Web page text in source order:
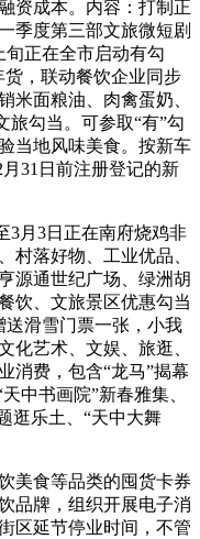
资成本。内容：打制正
季度第三部文旅微短剧
旬正在全市启动有勾
，联动餐饮企业同步
米面粮油、肉禽蛋奶、
旅勾当。可参取“有”勾
当地风味美食。按新车
31日前注册登记的新
月3日正在南府烧鸡非
村落好物、工业优品、
源通世纪广场、绿洲胡
饮、文旅景区优惠勾当
送滑雪门票一张，小我
化艺术、文娱、旅逛、
消费，包含“龙马”揭幕
中书画院”新春雅集、
逛乐土、“天中大舞
食等品类的囤货卡券
品牌，组织开展电子消
区延节停业时间，不管